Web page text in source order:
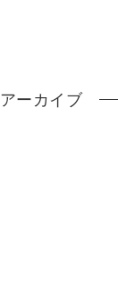
アーカイブ